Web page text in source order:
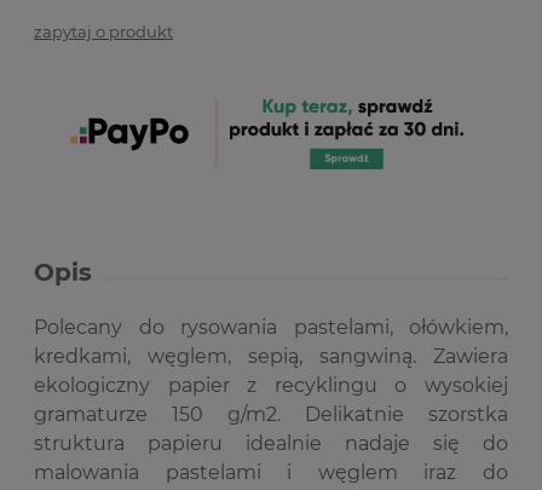
zapytaj o produkt
Opis
Polecany do rysowania pastelami, ołówkiem,
kredkami, węglem, sepią, sangwiną. Zawiera
ekologiczny papier z recyklingu o wysokiej
gramaturze 150 g/m2. Delikatnie szorstka
struktura papieru idealnie nadaje się do
malowania pastelami i węglem iraz do